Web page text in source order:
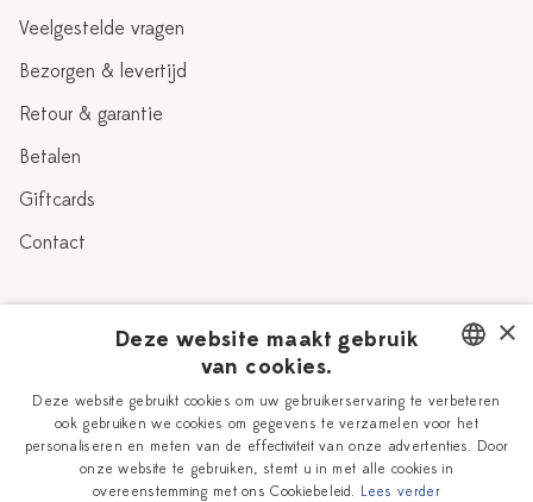
Veelgestelde vragen
Bezorgen & levertijd
Retour & garantie
Betalen
Giftcards
Contact
Verhaal
Onze plateelschilders
Delfts Blauw
Workshops
Vacatures
DUTCH
ENGLISH
×
Deze website maakt gebruik
van cookies.
Deze website gebruikt cookies om uw gebruikerservaring te verbeteren
ook gebruiken we cookies om gegevens te verzamelen voor het
personaliseren en meten van de effectiviteit van onze advertenties. Door
onze website te gebruiken, stemt u in met alle cookies in
overeenstemming met ons Cookiebeleid. Lees verder